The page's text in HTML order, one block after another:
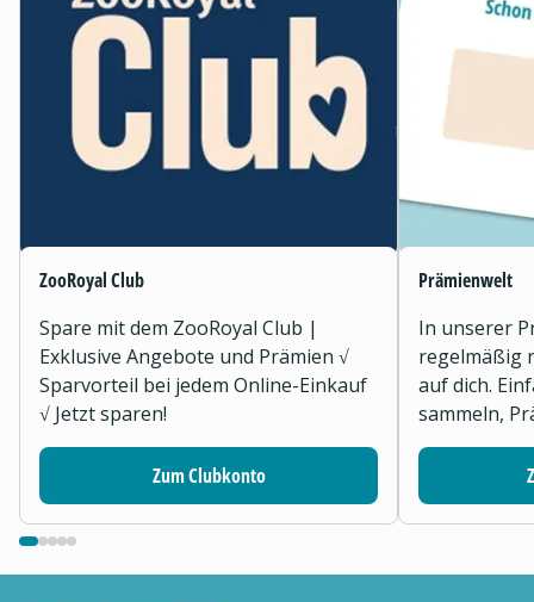
ZooRoyal Club
Spare mit dem ZooRoyal Club |
Exklusive Angebote und Prämien √
Sparvorteil bei jedem Online-Einkauf
√ Jetzt sparen!
Zum Clubkonto
Prämienwelt
In unserer
regelmäßig
auf dich.
sammeln,